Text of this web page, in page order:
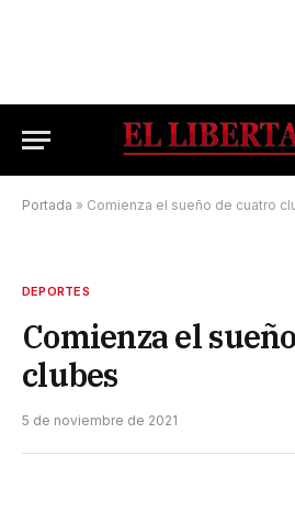
Portada » Comienza el sueño de cuatro
DEPORTES
Comienza el
clubes
5 de noviembre de 2021